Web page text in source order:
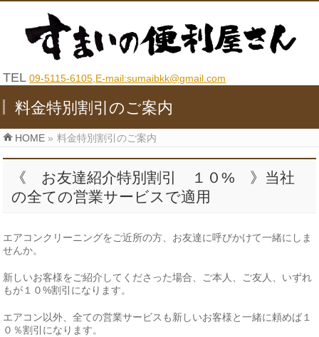
TEL09-5115-6105,E-mail:sumaibkk@gmail.com
料金特別割引のご案内
HOME » 料金特別割引のご案内
《 お友達紹介特別割引 １０% 》当社
の全ての営業サービスで適用
エアコンクリーニングをご近所の方、お友達に呼びかけて一緒にしま
せんか。
新しいお客様をご紹介してくださった場合、ご本人、ご友人、いずれ
もが１０%割引になります。
エアコン以外、全ての営業サービスも新しいお客様と一緒に頼めば１
０％割引になります。